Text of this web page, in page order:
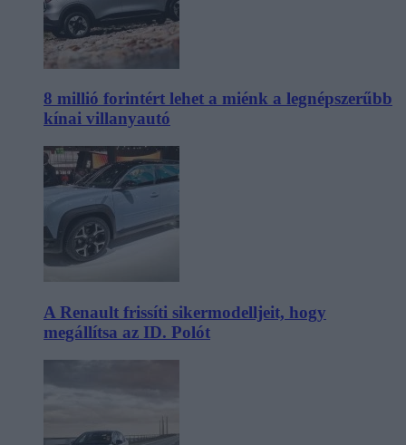
8 millió forintért lehet a miénk a legnépszerűbb
kínai villanyautó
A Renault frissíti sikermodelljeit, hogy
megállítsa az ID. Polót